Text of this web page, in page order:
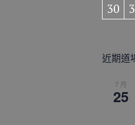
30
近期道
7 月
25